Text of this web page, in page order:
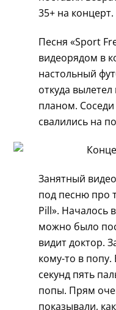
35+ на концерт.
Песня «Sport
видеорядом в
настольный
откуда
планом.
свалились на
Занятный
под песню про
Pill». Началось
можно было
видит доктор.
кому-то в
секунд пять
попы. Прям
показывали,